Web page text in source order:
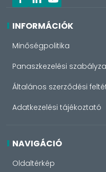
INFORMÁCIÓK
Minőségpolitika
Panaszkezelési
Általános szerződési
Adatkezelési tájékoztató
NAVIGÁCIÓ
Oldaltérkép